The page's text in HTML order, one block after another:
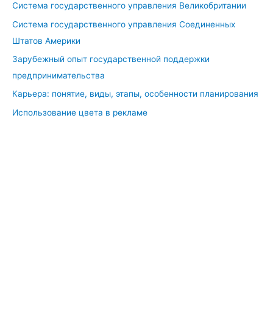
Система государственного управления Великобритании
Система государственного управления Соединенных
Штатов Америки
Зарубежный опыт государственной поддержки
предпринимательства
Карьера: понятие, виды, этапы, особенности планирования
Использование цвета в рекламе